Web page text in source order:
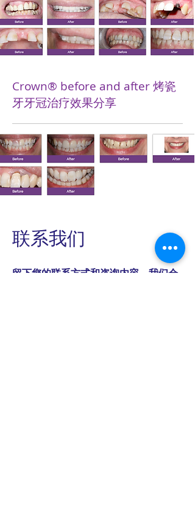
Crown® before and after 烤瓷
牙牙冠治疗效果分享
​联系我们
留下您的联系方式和咨询内容，我们会